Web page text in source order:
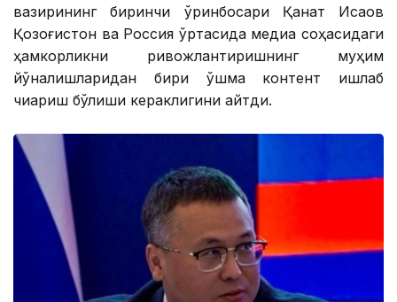
вазирининг биринчи ўринбосари Қанат Исқақов
Қозоғистон ва Россия ўртасида медиа соҳасидаги
ҳамкорликни ривожлантиришнинг муҳим
йўналишларидан бири қўшма контент ишлаб
чиқариш бўлиши кераклигини айтди.